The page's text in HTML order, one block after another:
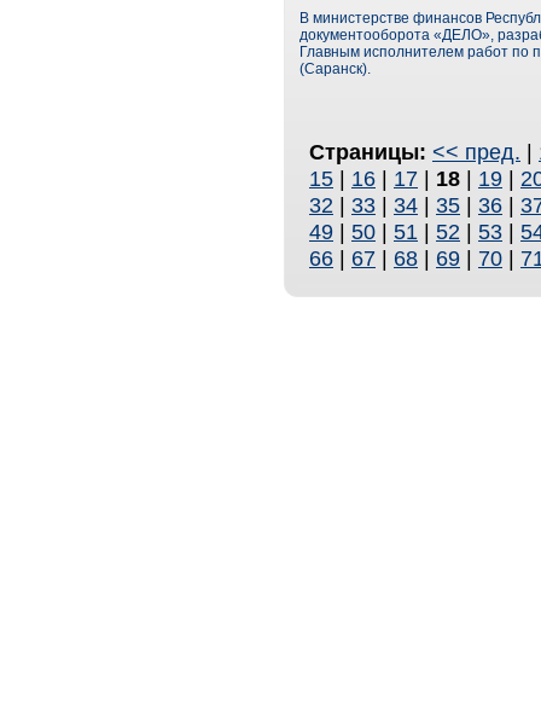
В министерстве финансов
документооборота «ДЕЛО»,
Главным исполнителем работ
(Саранск).
Страницы: << пред. |
15 | 16 | 17 | 18 | 19 |
32 | 33 | 34 | 35 | 36 |
49 | 50 | 51 | 52 | 53 |
66 | 67 | 68 | 69 | 70 |